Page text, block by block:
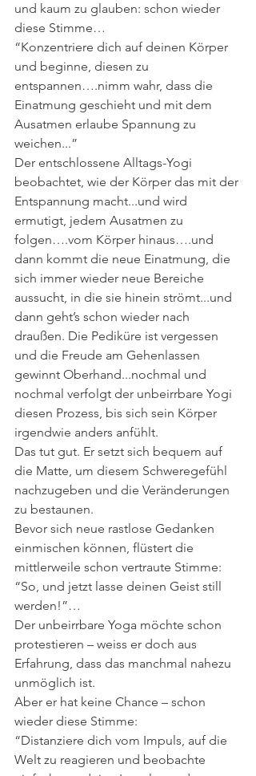
und kaum zu glauben: schon wieder
diese Stimme…
“Konzentriere dich auf deinen Körper
und beginne, diesen zu
entspannen….nimm wahr, dass die
Einatmung geschieht und mit dem
Ausatmen erlaube Spannung zu
weichen...”
Der entschlossene Alltags-Yogi
beobachtet, wie der Körper das mit der
Entspannung macht...und wird
ermutigt, jedem Ausatmen zu
folgen….vom Körper hinaus….und
dann kommt die neue Einatmung, die
sich immer wieder neue Bereiche
aussucht, in die sie hinein strömt...und
dann geht’s schon wieder nach
draußen. Die Pediküre ist vergessen
und die Freude am Gehenlassen
gewinnt Oberhand...nochmal und
nochmal verfolgt der unbeirrbare Yogi
diesen Prozess, bis sich sein Körper
irgendwie anders anfühlt.
Das tut gut. Er setzt sich bequem auf
die Matte, um diesem Schweregefühl
nachzugeben und die Veränderungen
zu bestaunen.
Bevor sich neue rastlose Gedanken
einmischen können, flüstert die
mittlerweile schon vertraute Stimme:
“So, und jetzt lasse deinen Geist still
werden!”…
Der unbeirrbare Yoga möchte schon
protestieren – weiss er doch aus
Erfahrung, dass das manchmal nahezu
unmöglich ist.
Aber er hat keine Chance – schon
wieder diese Stimme:
“Distanziere dich vom Impuls, auf die
Welt zu reagieren und beobachte